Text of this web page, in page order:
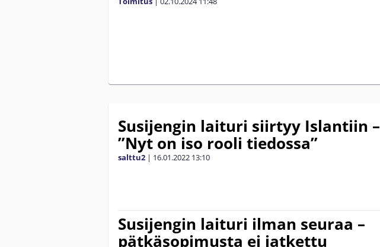
Susijengin laituri siirtyy Islantiin –
”Nyt on iso rooli tiedossa”
salttu2 | 16.01.2022 13:10
Susijengin laituri ilman seuraa –
pätkäsopimusta ei jatkettu